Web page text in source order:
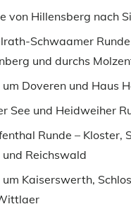
von Hillensberg nach
Schwaamer
und durchs
um Doveren und Haus
See und Heidweiher
Runde – Kloster,
und Reichswald
um Kaiserswerth,